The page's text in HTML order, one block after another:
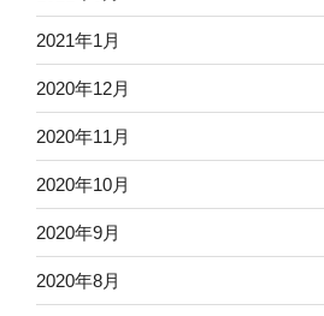
2021年1月
2020年12月
2020年11月
2020年10月
2020年9月
2020年8月